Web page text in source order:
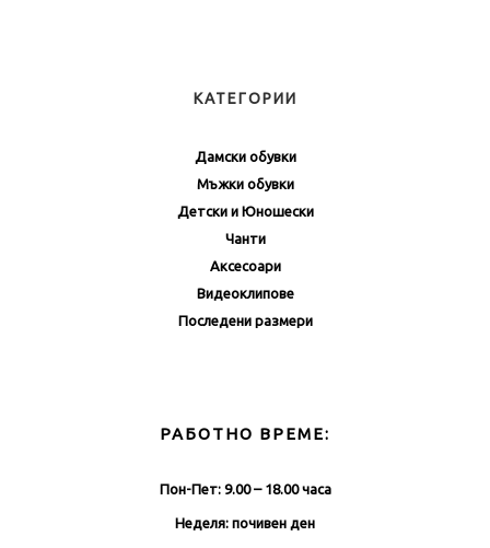
КАТЕГОРИИ
Дамски обувки
Мъжки обувки
Детски и Юношески
Чанти
Аксесоари
Видеоклипове
Последени размери
РАБОТНО ВРЕМЕ:
Пон-Пет: 9.00 – 18.00 часа
Неделя: почивен ден